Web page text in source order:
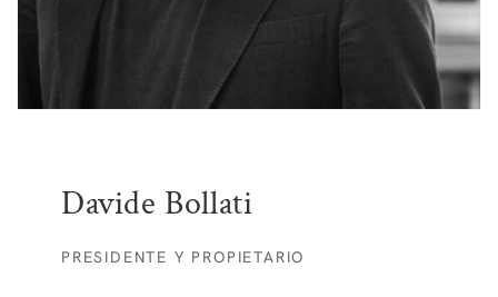
Davide Bollati
PRESIDENTE Y PROPIETARIO